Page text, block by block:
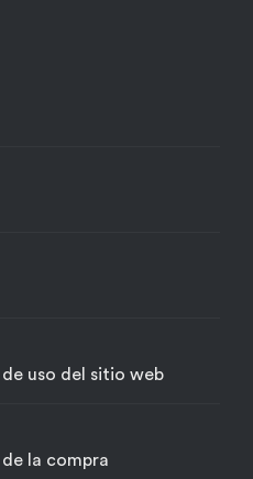
uso del sitio web
la compra